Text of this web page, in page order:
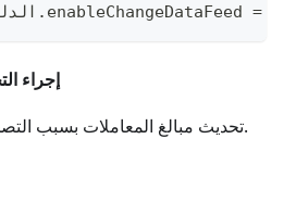
. enableChangeDataFeed =
8.2 إجراء
تحديث مبالغ المعاملات بسبب التصحيحات وتتبع هذه التغييرات.